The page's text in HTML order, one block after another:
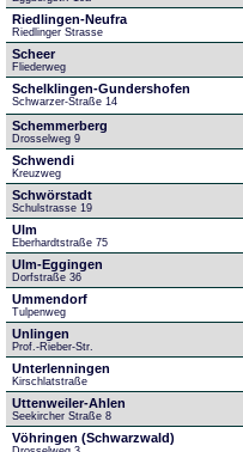
Riedlingen-Neufra
Riedlinger Strasse
Scheer
Fliederweg
Schelklingen-Gundershofen
Schwarzer-Straße 14
Schemmerberg
Drosselweg 9
Schwendi
Kreuzweg
Schwörstadt
Schulstrasse 19
Ulm
Eberhardtstraße 75
Ulm-Eggingen
Dorfstraße 36
Ummendorf
Tulpenweg
Unlingen
Prof.-Rieber-Str.
Unterlenningen
Kirschlatstraße
Uttenweiler-Ahlen
Seekircher Straße 8
Vöhringen (Schwarzwald)